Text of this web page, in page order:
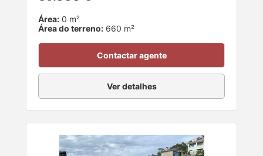
Área: 0 m²
Área do terreno: 660 m²
Contactar agente
Ver detalhes